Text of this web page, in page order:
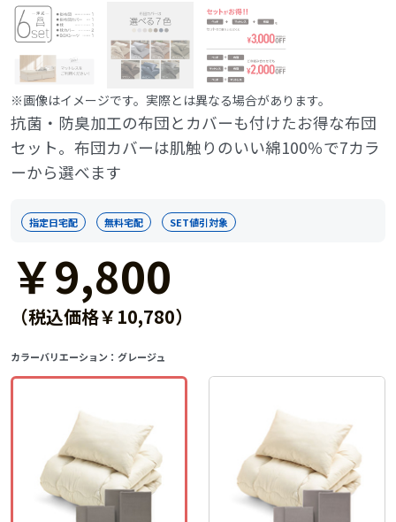
※画像はイメージです。実際とは異なる場合があります。
抗菌・防臭加工の布団とカバーも付けたお得な布団
セット。布団カバーは肌触りのいい綿100％で7カラ
ーから選べます
指定日宅配 無料宅配 SET値引対象
￥9,800
（税込価格￥10,780）
カラーバリエーション： グレージュ